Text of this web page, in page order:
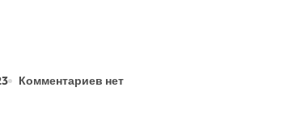
Комментариев нет